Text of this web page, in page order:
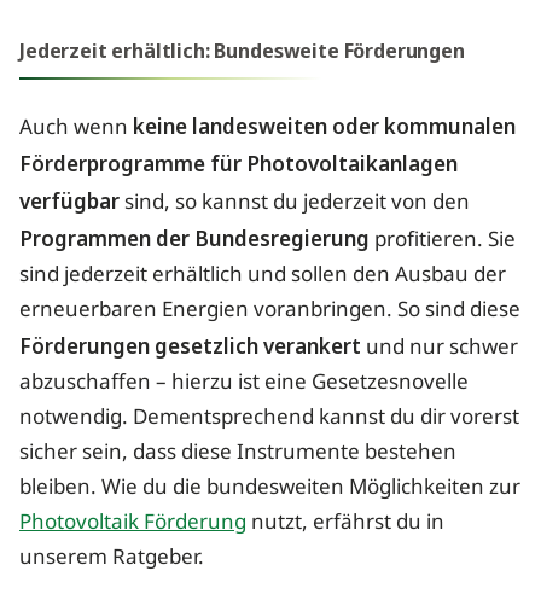
Jederzeit erhältlich: Bundesweite Förderungen
Auch wenn keine landesweiten oder kommunalen
Förderprogramme für Photovoltaikanlagen
verfügbar sind, so kannst du jederzeit von den
Programmen der Bundesregierung profitieren. Sie
sind jederzeit erhältlich und sollen den Ausbau der
erneuerbaren Energien voranbringen. So sind diese
Förderungen gesetzlich verankert und nur schwer
abzuschaffen – hierzu ist eine Gesetzesnovelle
notwendig. Dementsprechend kannst du dir vorerst
sicher sein, dass diese Instrumente bestehen
bleiben. Wie du die bundesweiten Möglichkeiten zur
Photovoltaik Förderung nutzt, erfährst du in
unserem Ratgeber.